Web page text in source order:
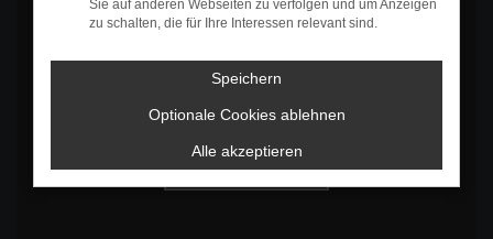
Es wird versucht, Inhalte vonwww.google.comzu laden. Dabei
können Daten an Dritte weitergegeben werden. Wenn Sie damit
Bestätigen
Sie auf anderen Webseiten zu verfolgen und um Anzeigen
zu schalten, die für Ihre Interessen relevant sind.
Speichern
Optionale Cookies ablehnen
Alle akzeptieren